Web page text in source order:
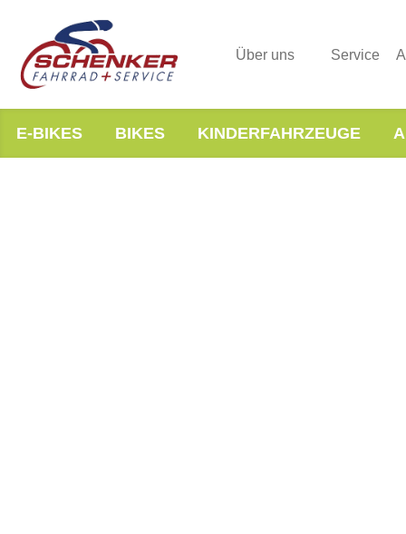
Über uns Service
E-BIKES BIKES KINDERFAHRZEUGE